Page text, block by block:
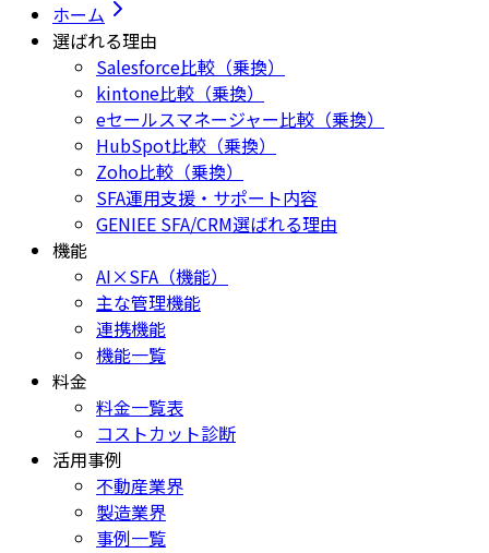
ホーム
選ばれる理由
Salesforce比較（乗換）
kintone比較（乗換）
eセールスマネージャー比較（乗換）
HubSpot比較（乗換）
Zoho比較（乗換）
SFA運用支援・サポート内容
GENIEE SFA/CRM選ばれる理由
機能
AI×SFA（機能）
主な管理機能
連携機能
機能一覧
料金
料金一覧表
コストカット診断
活用事例
不動産業界
製造業界
事例一覧